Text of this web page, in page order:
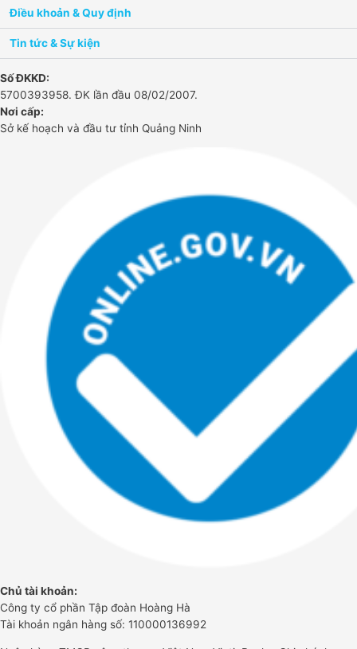
Điều khoản & Quy định
Tin tức & Sự kiện
Số ĐKKD:
5700393958. ĐK lần đầu 08/02/2007.
Nơi cấp:
Sở kế hoạch và đầu tư tỉnh Quảng Ninh
Chủ tài khoản:
Công ty cổ phần Tập đoàn Hoàng Hà
Tài khoản ngân hàng số: 110000136992